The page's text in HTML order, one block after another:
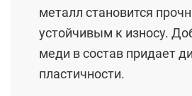
металл становится
устойчивым к износу.
меди в состав придает
пластичности.